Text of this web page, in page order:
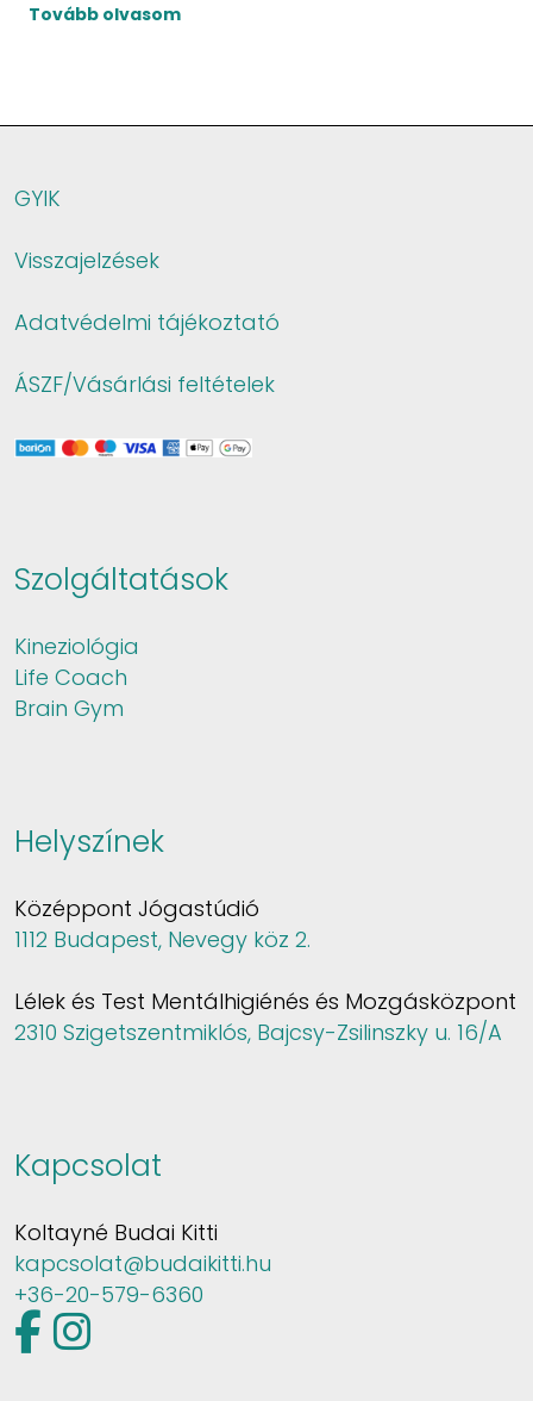
Tovább olvasom
GYIK
Visszajelzések
Adatvédelmi tájékoztató
ÁSZF/Vásárlási feltételek
Szolgáltatások
Kineziológia
Life Coach
Brain Gym
Helyszínek
Középpont Jógastúdió
1112 Budapest, Nevegy köz 2.
Lélek és Test Mentálhigiénés és Mozgásközpont
2310 Szigetszentmiklós, Bajcsy-Zsilinszky u. 16/A
Kapcsolat
Koltayné Budai Kitti
kapcsolat@budaikitti.hu
+36-20-579-6360